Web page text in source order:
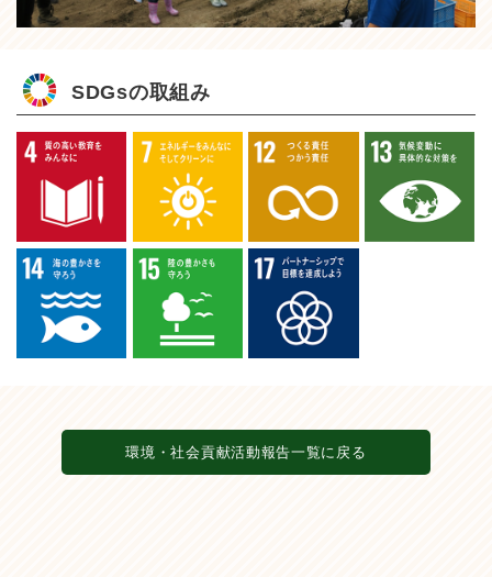
SDGsの取組み
環境・社会貢献活動報告一覧に戻る